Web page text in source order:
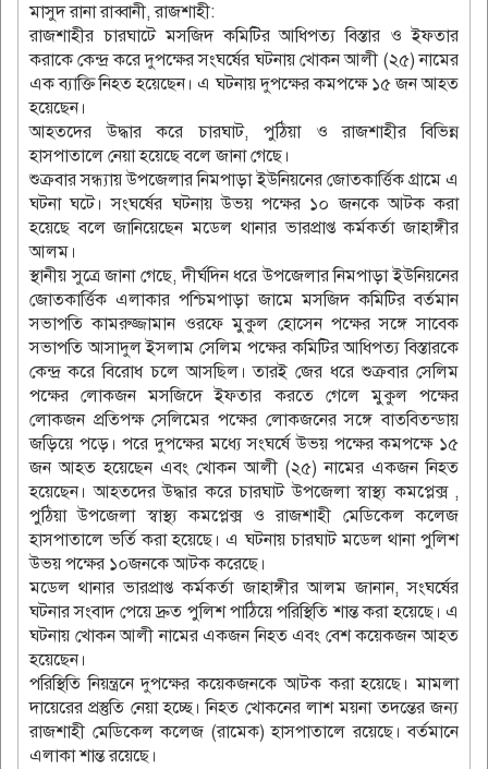
মাসুদ রানা রাব্বানী, রাজশাহী:
রাজশাহীর চারঘাটে মসজিদ কমিটির আধিপত্য বিস্তার ও ইফতার
করাকে কেন্দ্র করে দুপক্ষের সংঘর্ষের ঘটনায় খোকন আলী (২৫) নামের
এক ব্যাক্তি নিহত হয়েছেন। এ ঘটনায় দুপক্ষের কমপক্ষে ১৫ জন আহত
হয়েছেন।
আহতদের উদ্ধার করে চারঘাট, পুঠিয়া ও রাজশাহীর বিভিন্ন
হাসপাতালে নেয়া হয়েছে বলে জানা গেছে।
শুক্রবার সন্ধ্যায় উপজেলার নিমপাড়া ইউনিয়নের জোতকার্ত্তিক গ্রামে এ
ঘটনা ঘটে। সংঘর্ষের ঘটনায় উভয় পক্ষের ১০ জনকে আটক করা
হয়েছে বলে জানিয়েছেন মডেল থানার ভারপ্রাপ্ত কর্মকর্তা জাহাঙ্গীর
আলম।
স্থানীয় সুত্রে জানা গেছে, দীর্ঘদিন ধরে উপজেলার নিমপাড়া ইউনিয়নের
জোতকার্ত্তিক এলাকার পশ্চিমপাড়া জামে মসজিদ কমিটির বর্তমান
সভাপতি কামরুজ্জামান ওরফে মুকুল হোসেন পক্ষের সঙ্গে সাবেক
সভাপতি আসাদুল ইসলাম সেলিম পক্ষের কমিটির আধিপত্য বিস্তারকে
কেন্দ্র করে বিরোধ চলে আসছিল। তারই জের ধরে শুক্রবার সেলিম
পক্ষের লোকজন মসজিদে ইফতার করতে গেলে মুকুল পক্ষের
লোকজন প্রতিপক্ষ সেলিমের পক্ষের লোকজনের সঙ্গে বাতবিতন্ডায়
জড়িয়ে পড়ে। পরে দুপক্ষের মধ্যে সংঘর্ষে উভয় পক্ষের কমপক্ষে ১৫
জন আহত হয়েছেন এবং খোকন আলী (২৫) নামের একজন নিহত
হয়েছেন। আহতদের উদ্ধার করে চারঘাট উপজেলা স্বাস্থ্য কমপ্লেক্স ,
পুঠিয়া উপজেলা স্বাস্থ্য কমপ্লেক্স ও রাজশাহী মেডিকেল কলেজ
হাসপাতালে ভর্তি করা হয়েছে। এ ঘটনায় চারঘাট মডেল থানা পুলিশ
উভয় পক্ষের ১০জনকে আটক করেছে।
মডেল থানার ভারপ্রাপ্ত কর্মকর্তা জাহাঙ্গীর আলম জানান, সংঘর্ষের
ঘটনার সংবাদ পেয়ে দ্রুত পুলিশ পাঠিয়ে পরিস্থিতি শান্ত করা হয়েছে। এ
ঘটনায় খোকন আলী নামের একজন নিহত এবং বেশ কয়েকজন আহত
হয়েছেন।
পরিস্থিতি নিয়ন্ত্রনে দুপক্ষের কয়েকজনকে আটক করা হয়েছে। মামলা
দায়েরের প্রস্তুতি নেয়া হচ্ছে। নিহত খোকনের লাশ ময়না তদন্তের জন্য
রাজশাহী মেডিকেল কলেজ (রামেক) হাসপাতালে রয়েছে। বর্তমানে
এলাকা শান্ত রয়েছে।